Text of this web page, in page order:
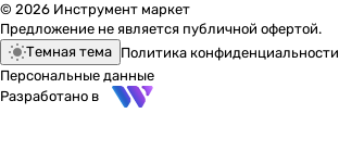
© 2026 Инструмент маркет
Предложение не является публичной офертой.
Темная тема Политика конфиденциальности
Персональные данные
Разработано в